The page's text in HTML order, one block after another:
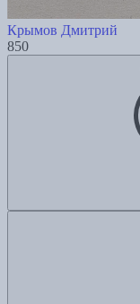
Крымов Дмитрий
850